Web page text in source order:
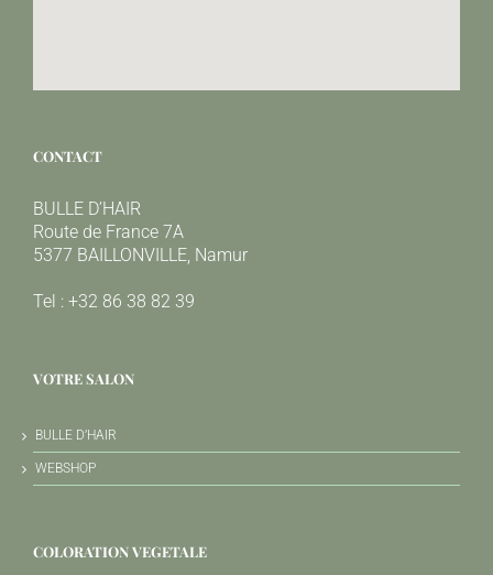
CONTACT
BULLE D’HAIR
Route de France 7A
5377 BAILLONVILLE, Namur
Tel : +32 86 38 82 39
VOTRE SALON
BULLE D’HAIR
WEBSHOP
COLORATION VEGETALE